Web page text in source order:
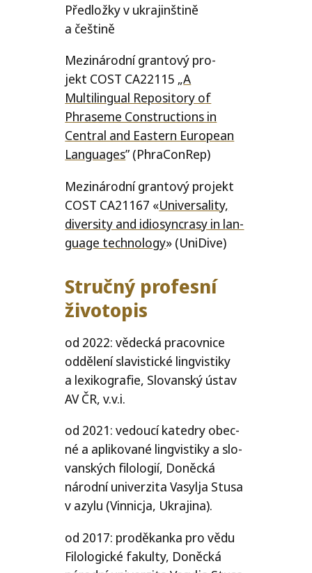
Předložky v ukra­jin­šti­ně
a češtině
Mezi­ná­rod­ní gran­to­vý pro­
jekt COST CA22115 „A
Multilingual Repository of
Phraseme Constructions in
Central and Eastern European
Languages” (PhraConRep)
Mezi­ná­rod­ní gran­to­vý pro­jekt
COST CA21167 «Universality,
diver­si­ty and idi­o­syn­cra­sy in lan­
gu­age tech­no­lo­gy» (UniDive)
Stručný profesní
životopis
od 2022: vědec­ká pra­cov­ni­ce
oddě­le­ní sla­vis­tic­ké lin­gvis­ti­ky
a lexi­ko­gra­fie, Slovanský ústav
AVČR, v.v.i.
od 2021: vedou­cí kated­ry obec­
né a apli­ko­va­né lin­gvis­ti­ky a slo­
van­ských filo­lo­gií, Doněcká
národ­ní uni­ver­zi­ta Vasylja Stusa
v azy­lu (Vinnicja, Ukrajina).
od 2017: pro­dě­kan­ka pro vědu
Filologické fakul­ty, Doněcká